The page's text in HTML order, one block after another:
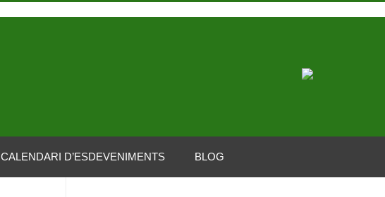
CALENDARI D’ESDEVENIMENTS BLOG